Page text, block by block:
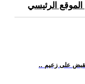
الرئيسي
تقبض على زعيم